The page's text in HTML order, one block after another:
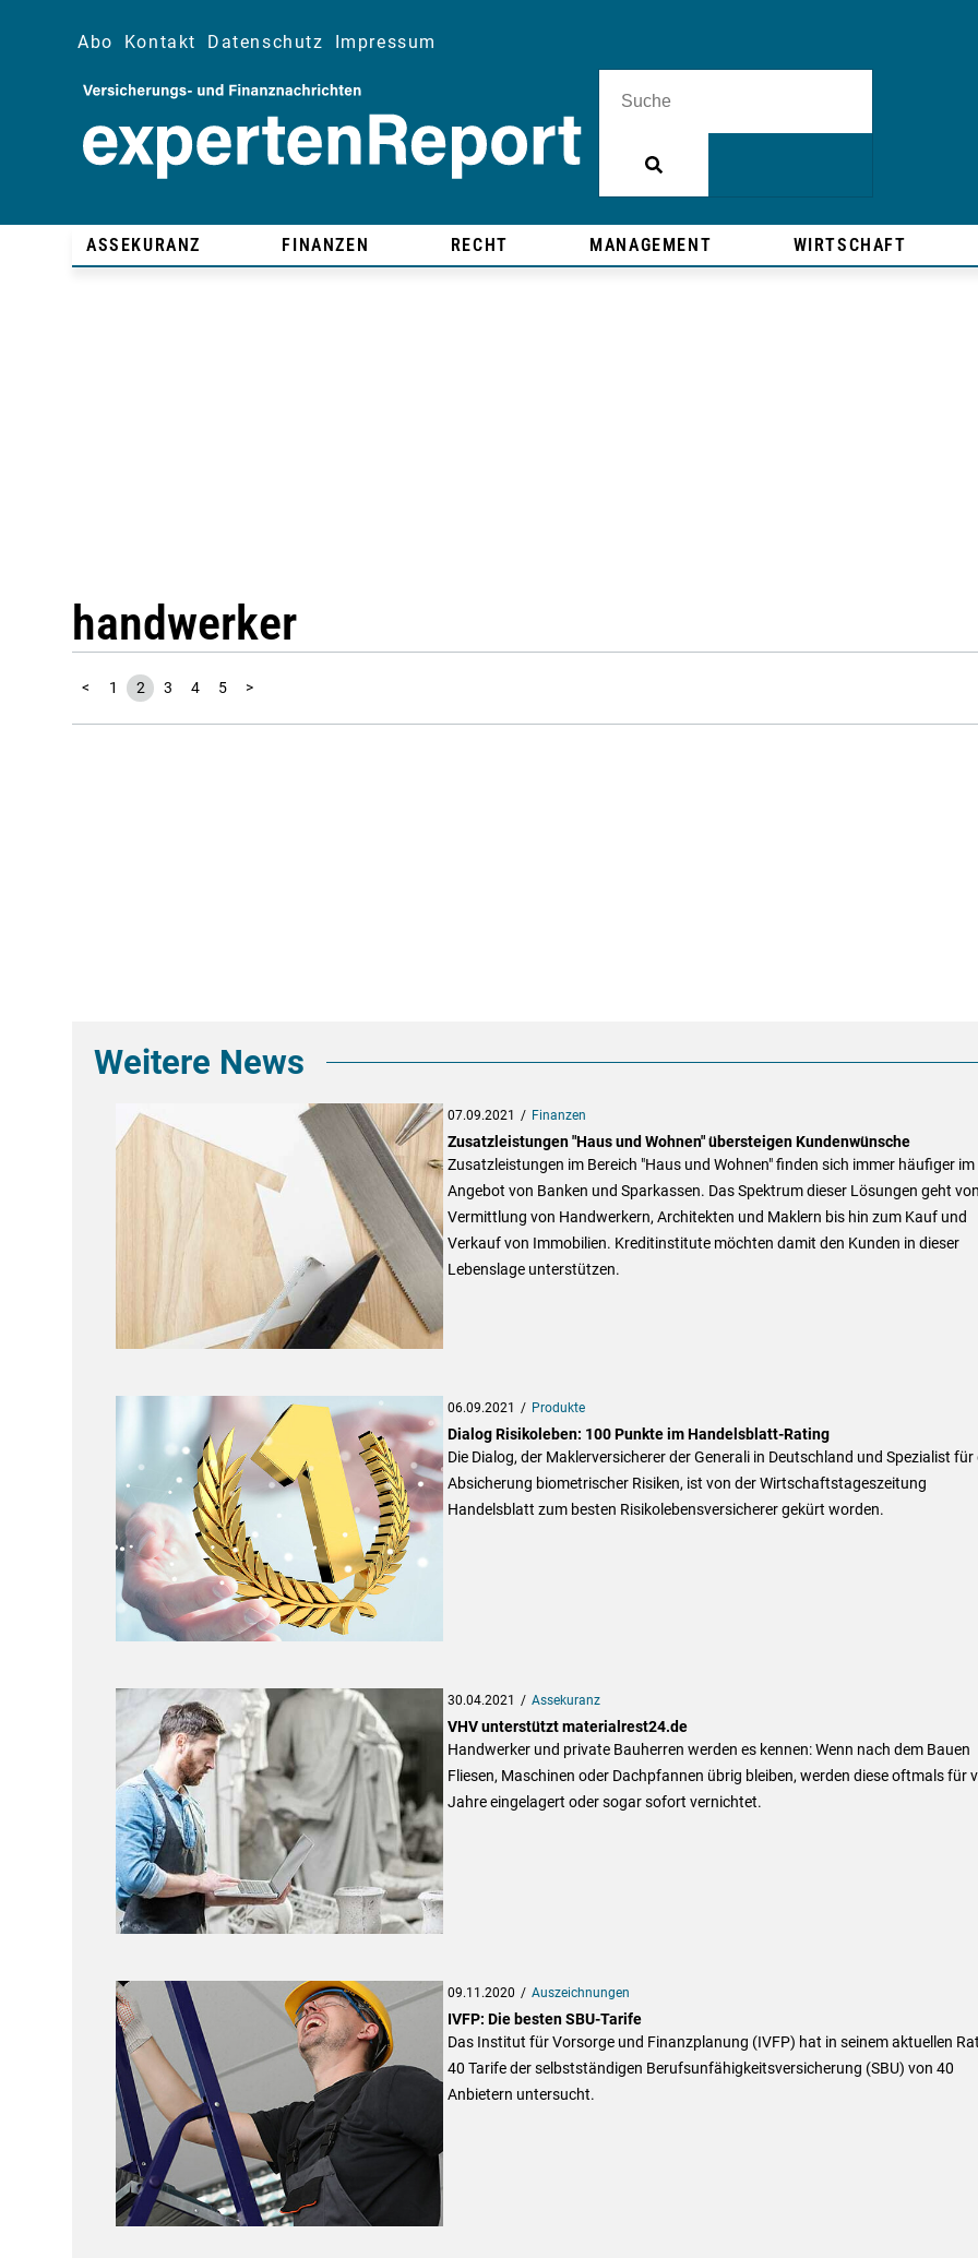
Abo Kontakt Datenschutz Impressum
ASSEKURANZ FINANZEN RECHT MANAGEMENT WIRTSCHAFT
handwerker
< 1 2 3 4 5 >
Weitere News
07.09.2021 Finanzen
Zusatzleistungen "Haus und Wohnen" übersteigen Kundenwünsche
Zusatzleistungen im Bereich "Haus und Wohnen" finden sich immer häufiger im
Angebot von Banken und Sparkassen. Das Spektrum dieser Lösungen geht
Vermittlung von Handwerkern, Architekten und Maklern bis hin zum Kauf und
Verkauf von Immobilien. Kreditinstitute möchten damit den Kunden in dieser
Lebenslage unterstützen.
06.09.2021 Produkte
Dialog Risikoleben: 100 Punkte im Handelsblatt-Rating
Die Dialog, der Maklerversicherer der Generali in Deutschland und Spezialist für
Absicherung biometrischer Risiken, ist von der Wirtschaftstageszeitung
Handelsblatt zum besten Risikolebensversicherer gekürt worden.
30.04.2021 Assekuranz
VHV unterstützt materialrest24.de
Handwerker und private Bauherren werden es kennen: Wenn nach dem Bauen
Fliesen, Maschinen oder Dachpfannen übrig bleiben, werden diese oftmals für
Jahre eingelagert oder sogar sofort vernichtet.
09.11.2020 Auszeichnungen
IVFP: Die besten SBU-Tarife
Das Institut für Vorsorge und Finanzplanung (IVFP) hat in seinem aktuellen
40 Tarife der selbstständigen Berufsunfähigkeitsversicherung (SBU) von 40
Anbietern untersucht.